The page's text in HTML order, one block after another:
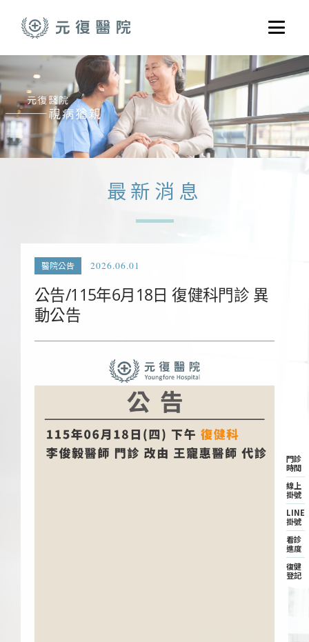
選單
關於元復
就醫指南
醫學門診
醫療養護服務
最新消息
醫院公告 2026.06.01
公告/115年6月18日 復健科門診 異
動公告
門診
時間
線上
掛號
LINE
掛號
看診
進度
復健
登記